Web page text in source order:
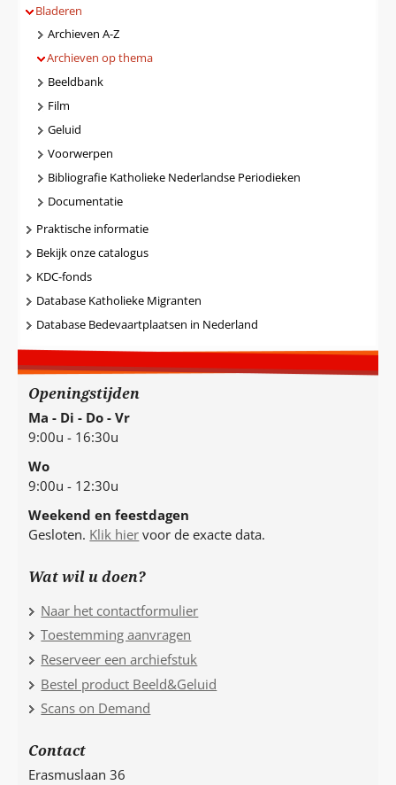
Bladeren
Archieven A-Z
Archieven op thema
Beeldbank
Film
Geluid
Voorwerpen
Bibliografie Katholieke Nederlandse Periodieken
Documentatie
Praktische informatie
Bekijk onze catalogus
KDC-fonds
Database Katholieke Migranten
Database Bedevaartplaatsen in Nederland
Openingstijden
Ma - Di - Do - Vr
9:00u - 16:30u
Wo
9:00u - 12:30u
Weekend en feestdagen
Gesloten. Klik hier voor de exacte data.
Wat wil u doen?
Naar het contactformulier
Toestemming aanvragen
Reserveer een archiefstuk
Bestel product Beeld&Geluid
Scans on Demand
Contact
Erasmuslaan 36